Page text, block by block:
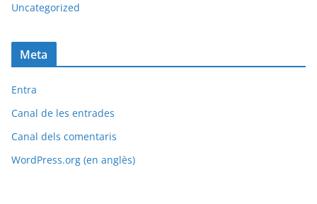
Uncategorized
Meta
Entra
Canal de les entrades
Canal dels comentaris
WordPress.org (en anglès)